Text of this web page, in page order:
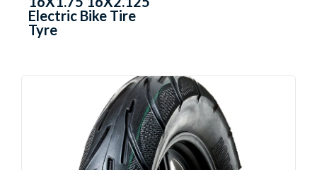
Electric Bike Tire
Tyre